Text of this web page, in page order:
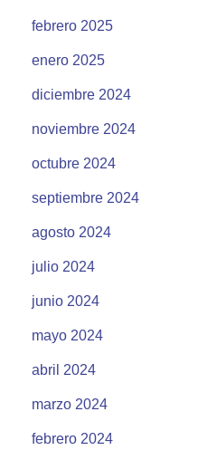
febrero 2025
enero 2025
diciembre 2024
noviembre 2024
octubre 2024
septiembre 2024
agosto 2024
julio 2024
junio 2024
mayo 2024
abril 2024
marzo 2024
febrero 2024